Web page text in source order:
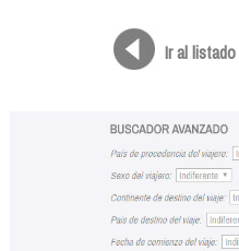
Ir al